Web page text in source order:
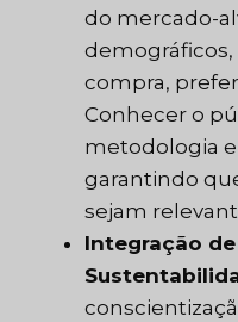
do mercado-
compra,
Conhecer o
metodologia
garantindo
sejam
Integração